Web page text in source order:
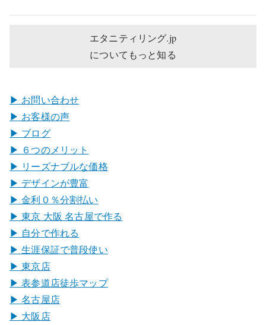
ー
エタニティリング.jp
についてもっと知る
▶︎ お問い合わせ
▶︎ お客様の声
▶︎ ブログ
▶︎ ６つのメリット
▶︎ リーズナブルな価格
▶︎ デザインが豊富
▶︎ 金利０％分割払い
▶︎ 東京 大阪 名古屋で作る
▶︎ 自分で作れる
▶︎ 生涯保証で普段使い
▶︎ 東京店
▶︎ 表参道店徒歩マップ
▶︎ 名古屋店
▶︎ 大阪店